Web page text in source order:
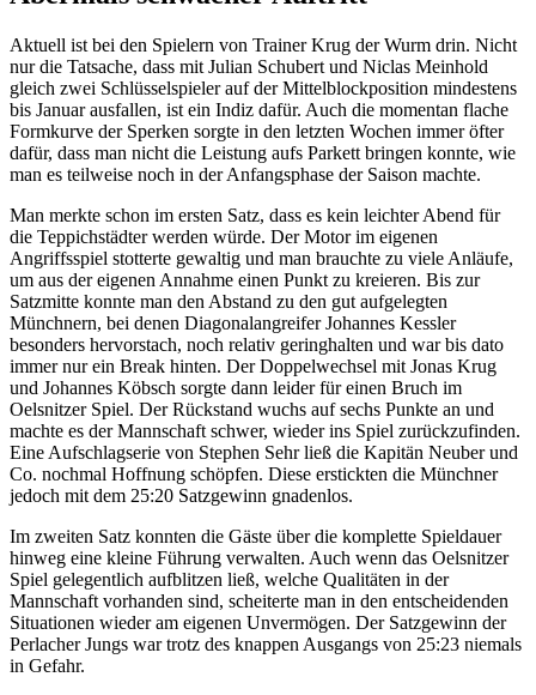
Aktuell ist bei den Spielern von Trainer Krug der Wurm drin. Nicht
nur die Tatsache, dass mit Julian Schubert und Niclas Meinhold
gleich zwei Schlüsselspieler auf der Mittelblockposition mindestens
bis Januar ausfallen, ist ein Indiz dafür. Auch die momentan flache
Formkurve der Sperken sorgte in den letzten Wochen immer öfter
dafür, dass man nicht die Leistung aufs Parkett bringen konnte, wie
man es teilweise noch in der Anfangsphase der Saison machte.
Man merkte schon im ersten Satz, dass es kein leichter Abend für
die Teppichstädter werden würde. Der Motor im eigenen
Angriffsspiel stotterte gewaltig und man brauchte zu viele Anläufe,
um aus der eigenen Annahme einen Punkt zu kreieren. Bis zur
Satzmitte konnte man den Abstand zu den gut aufgelegten
Münchnern, bei denen Diagonalangreifer Johannes Kessler
besonders hervorstach, noch relativ geringhalten und war bis dato
immer nur ein Break hinten. Der Doppelwechsel mit Jonas Krug
und Johannes Köbsch sorgte dann leider für einen Bruch im
Oelsnitzer Spiel. Der Rückstand wuchs auf sechs Punkte an und
machte es der Mannschaft schwer, wieder ins Spiel zurückzufinden.
Eine Aufschlagserie von Stephen Sehr ließ die Kapitän Neuber und
Co. nochmal Hoffnung schöpfen. Diese erstickten die Münchner
jedoch mit dem 25:20 Satzgewinn gnadenlos.
Im zweiten Satz konnten die Gäste über die komplette Spieldauer
hinweg eine kleine Führung verwalten. Auch wenn das Oelsnitzer
Spiel gelegentlich aufblitzen ließ, welche Qualitäten in der
Mannschaft vorhanden sind, scheiterte man in den entscheidenden
Situationen wieder am eigenen Unvermögen. Der Satzgewinn der
Perlacher Jungs war trotz des knappen Ausgangs von 25:23 niemals
in Gefahr.